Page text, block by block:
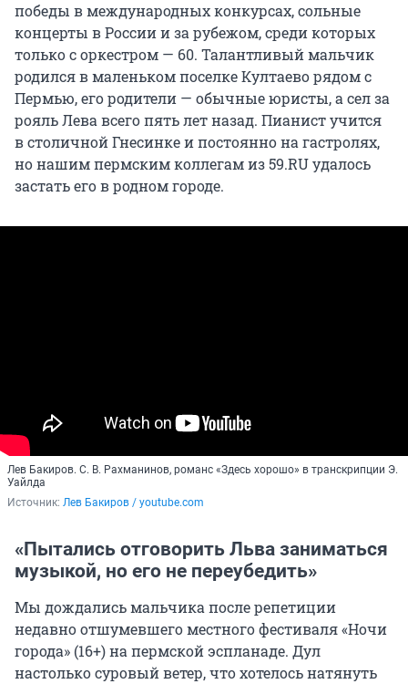
победы в международных конкурсах, сольные
концерты в России и за рубежом, среди которых
только с оркестром — 60. Талантливый мальчик
родился в маленьком поселке Култаево рядом с
Пермью, его родители — обычные юристы, а сел за
рояль Лева всего пять лет назад. Пианист учится
в столичной Гнесинке и постоянно на гастролях,
но нашим пермским коллегам из 59.RU удалось
застать его в родном городе.
Лев Бакиров. С. В. Рахманинов, романс «Здесь хорошо» в транскрипции Э.
Уайлда
Источник: Лев Бакиров / youtube.com
«Пытались отговорить Льва заниматься
музыкой, но его не переубедить»
Мы дождались мальчика после репетиции
недавно отшумевшего местного фестиваля «Ночи
города» (16+) на пермской эспланаде. Дул
настолько суровый ветер, что хотелось натянуть